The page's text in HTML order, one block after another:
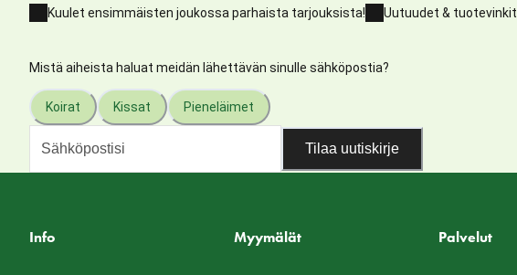
Kuulet ensimmäisten joukossa parhaista tarjouksista! Uutuudet & tuotevinkit
Mistä aiheista haluat meidän lähettävän sinulle sähköpostia?
Koirat Kissat Pieneläimet
Tilaa uutiskirje
Info Myymälät Palvelut